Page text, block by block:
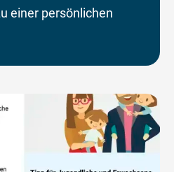
einer persönlichen